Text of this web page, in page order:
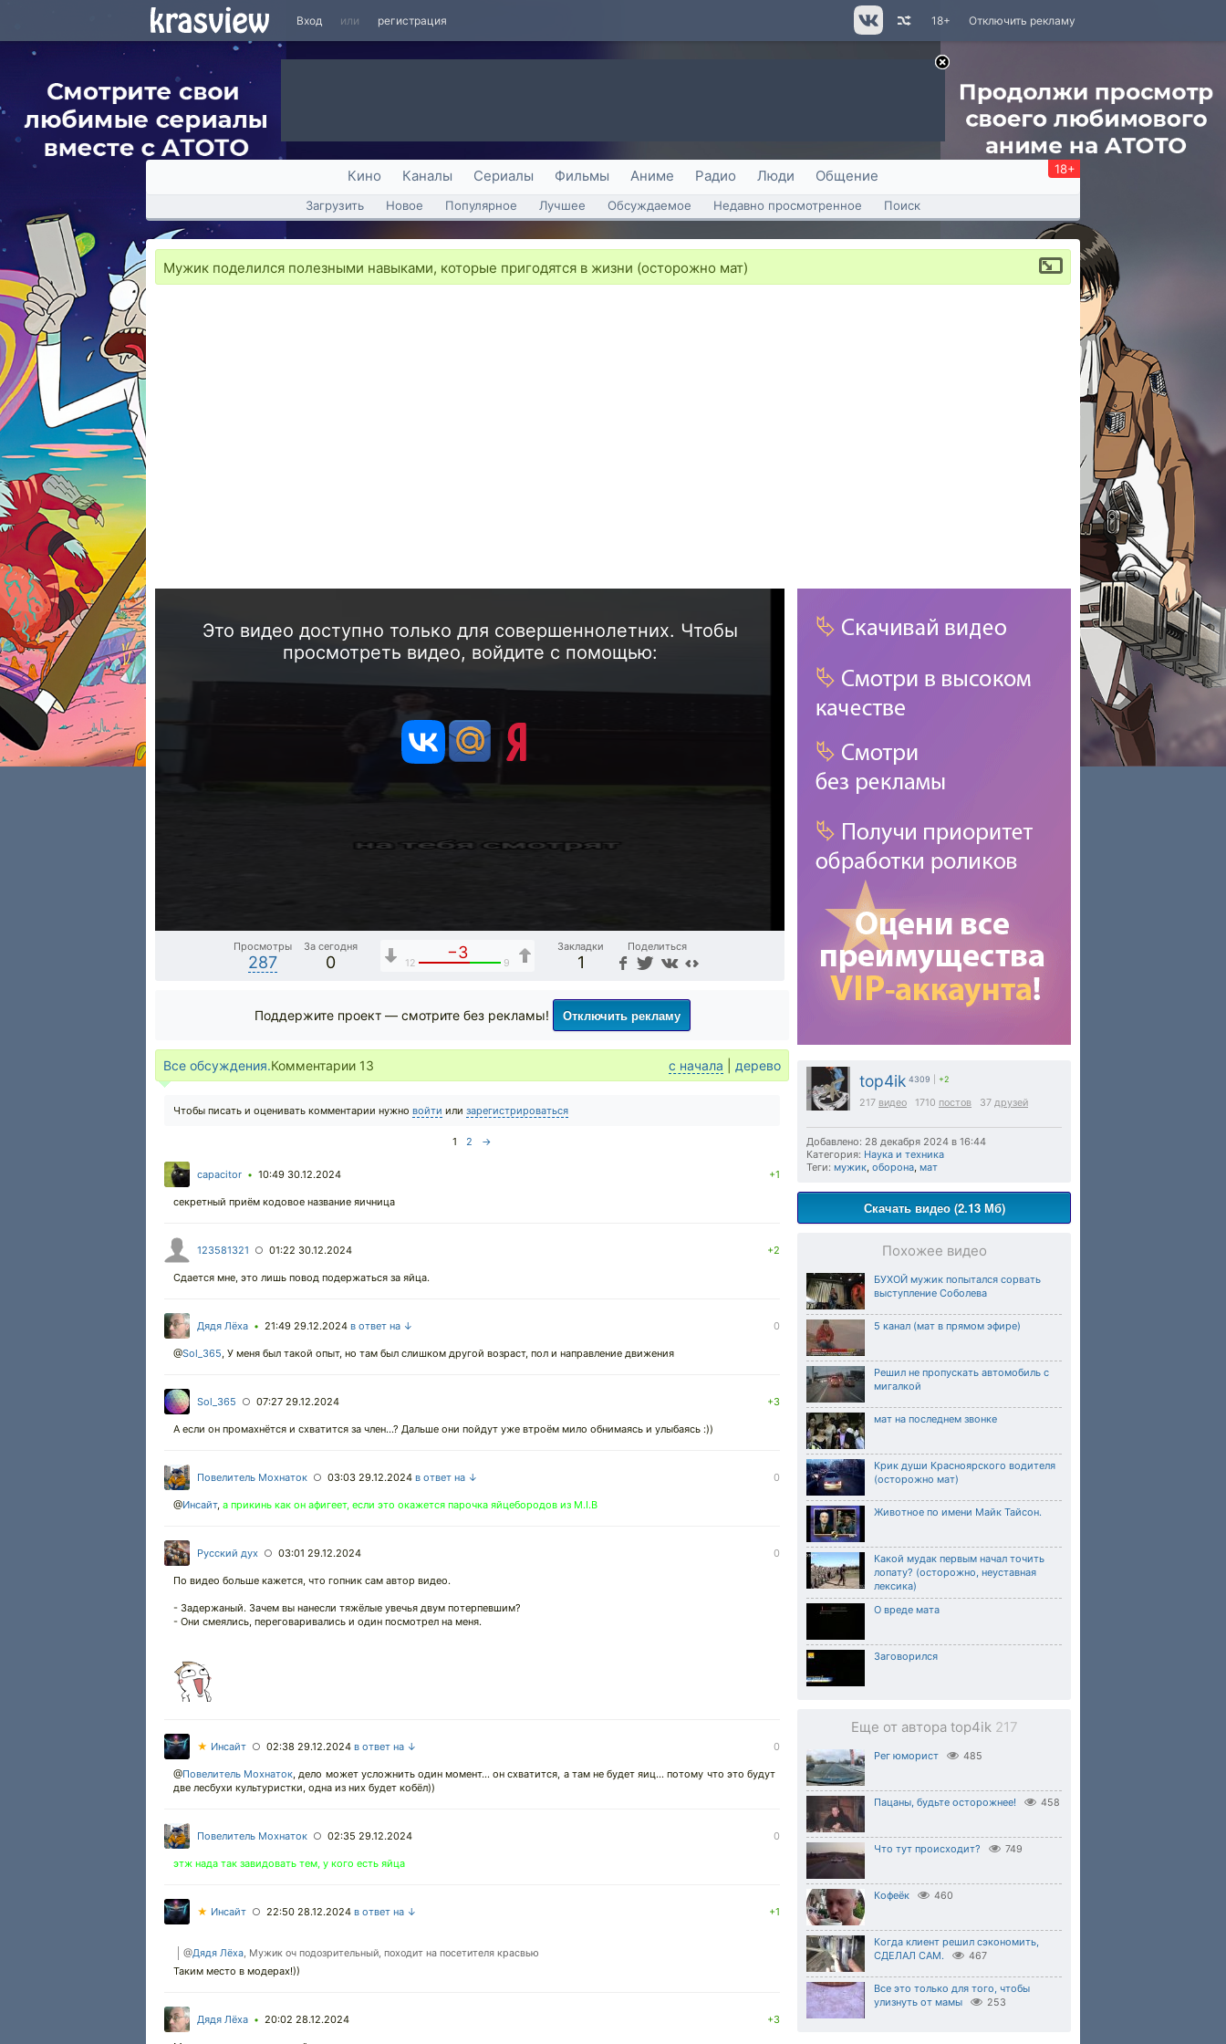
Вход или регистрация Отключить рекламу
18+
Кино Каналы Сериалы Фильмы Аниме Радио Люди Общение 18+
Загрузить Новое Популярное Лучшее Обсуждаемое Недавно просмотренное Поиск
Мужик поделился полезными навыками, которые пригодятся в жизни (осторожно мат)
Это видео доступно только для совершеннолетних. Чтобы
просмотреть видео, войдите с помощью:
Просмотры
287
За сегодня
0
−3
12 9
Закладки
1
Поделиться
top4ik 4309 +2
217 видео 1710 постов 37 друзей
Добавлено: 28 декабря 2024 в 16:44
Категория: Наука и техника
Теги: мужик, оборона, мат
Скачать видео (2.13 Мб)
Похожее видео
БУХОЙ мужик попытался сорвать
выступление Соболева
5 канал (мат в прямом эфире)
Решил не пропускать автомобиль с
мигалкой
мат на последнем звонке
Крик души Красноярского водителя
(осторожно мат)
Животное по имени Майк Тайсон.
Какой мудак первым начал точить
лопату? (осторожно, неуставная
лексика)
О вреде мата
Заговорился
Еще от автора top4ik 217
Рег юморист 485
Пацаны, будьте осторожнее! 458
Что тут происходит? 749
Кофеёк 460
Когда клиент решил сэкономить,
СДЕЛАЛ САМ.
467
Все это только для того, чтобы
улизнуть от мамы
253
Поддержите проект — смотрите без рекламы! Отключить рекламу
Все обсуждения.Комментарии 13 с начала дерево
Чтобы писать и оценивать комментарии нужно войти или зарегистрироваться
1 2 →
capacitor • 10:49 30.12.2024 +1
секретный приём кодовое название яичница
123581321 ○ 01:22 30.12.2024 +2
Сдается мне, это лишь повод подержаться за яйца.
Дядя Лёха • 21:49 29.12.2024 в ответ на ↓ 0
@Sol_365, У меня был такой опыт, но там был слишком другой возраст, пол и направление движения
Sol_365 ○ 07:27 29.12.2024 +3
А если он промахнётся и схватится за член...? Дальше они пойдут уже втроём мило обнимаясь и улыбаясь :))
Повелитель Мохнаток ○ 03:03 29.12.2024 в ответ на ↓ 0
@Инсайт, а прикинь как он афигеет, если это окажется парочка яйцебородов из M.I.B
Русский дух ○ 03:01 29.12.2024 0
По видео больше кажется, что гопник сам автор видео.
- Задержаный. Зачем вы нанесли тяжёлые увечья двум потерпевшим?
- Они смеялись, переговаривались и один посмотрел на меня.
★ Инсайт ○ 02:38 29.12.2024 в ответ на ↓ 0
@Повелитель Мохнаток, дело может усложнить один момент... он схватится, а там не будет яиц... потому что это будут
две лесбухи культуристки, одна из них будет кобёл))
Повелитель Мохнаток ○ 02:35 29.12.2024 0
этж нада так завидовать тем, у кого есть яйца
★ Инсайт ○ 22:50 28.12.2024 в ответ на ↓ +1
@Дядя Лёха, Мужик оч подозрительный, походит на посетителя красвью
Таким место в модерах!))
Дядя Лёха • 20:02 28.12.2024 +3